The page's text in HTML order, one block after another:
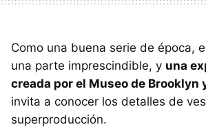
Como una buena serie de época,
una parte imprescindible, y una
creada por el Museo de Brooklyn
invita a conocer los detalles de
superproducción.